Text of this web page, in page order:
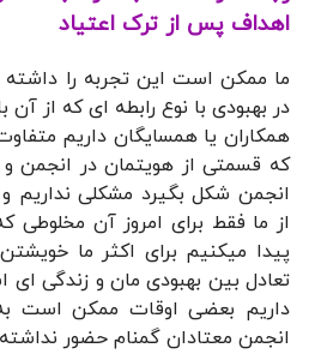
اهداف پس از ترک اعتیاد
ما ممکن است این تجربه را داشته
در بهبودی با نوع رابطه ای که از آن
همکاران یا همسایگان داریم
که قسمتی از هویتمان در انجمن
انجمن شکل بگیرد مشکلی
از ما فقط برای امروز آن مخلوطی که
پیدا میکنیم برای اکثر ما
تعادل بین بهبودی مان و زندگی ای
داریم بعضی اوقات ممکن است به
انجمن معتادان گمنام حضور